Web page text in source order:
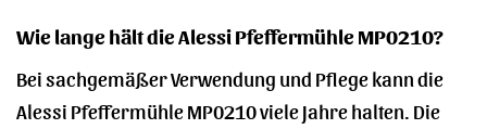
Wie lange hält die Alessi Pfeffermühle MP0210?
Bei sachgemäßer Verwendung und Pflege kann die
Alessi Pfeffermühle MP0210 viele Jahre halten. Die